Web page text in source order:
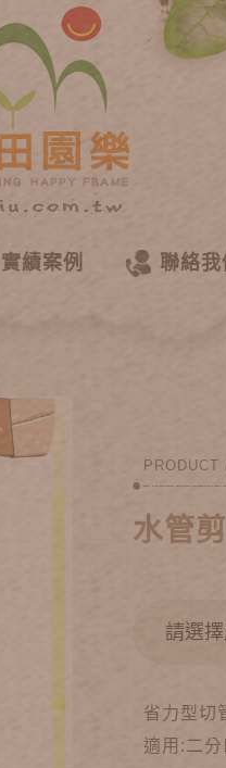
實績案例 聯絡我
PRODUCT
水管
省力型切
適用:二